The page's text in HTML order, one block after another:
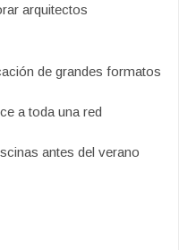
arquitectos
de grandes formatos
a toda una red
antes del verano